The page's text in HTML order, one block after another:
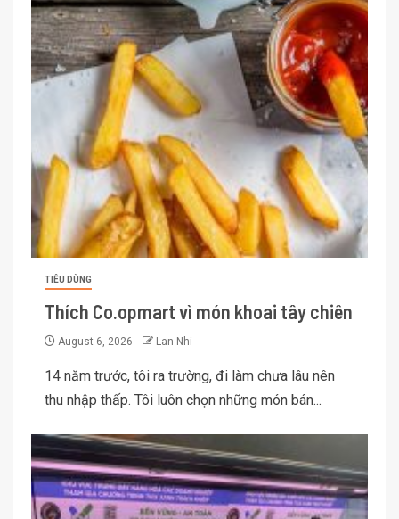
TIÊU DÙNG
Thích Co.opmart vì món khoai tây chiên
August 6, 2026 Lan Nhi
14 năm trước, tôi ra trường, đi làm chưa lâu nên
thu nhập thấp. Tôi luôn chọn những món bán...